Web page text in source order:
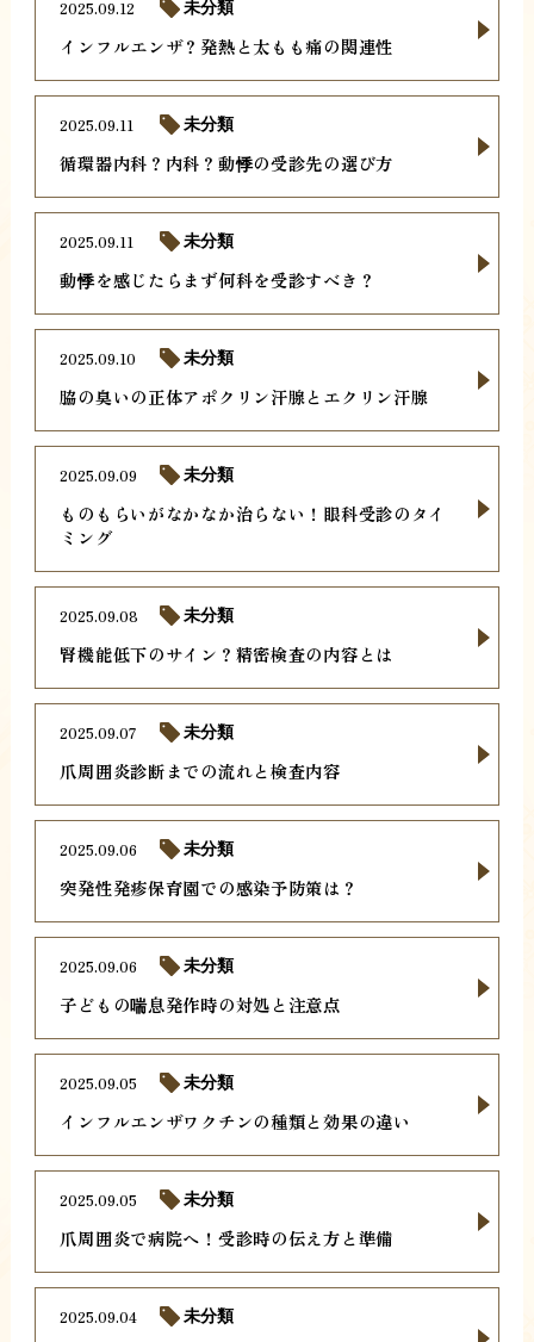
インフルエンザ？発熱と太もも痛の関連性
2025.09.12 未分類
循環器内科？内科？動悸の受診先の選び方
2025.09.11 未分類
動悸を感じたらまず何科を受診すべき？
2025.09.11 未分類
脇の臭いの正体アポクリン汗腺とエクリン汗腺
2025.09.10 未分類
ものもらいがなかなか治らない！眼科受診のタイ
ミング
2025.09.09 未分類
腎機能低下のサイン？精密検査の内容とは
2025.09.08 未分類
爪周囲炎診断までの流れと検査内容
2025.09.07 未分類
突発性発疹保育園での感染予防策は？
2025.09.06 未分類
子どもの喘息発作時の対処と注意点
2025.09.06 未分類
インフルエンザワクチンの種類と効果の違い
2025.09.05 未分類
爪周囲炎で病院へ！受診時の伝え方と準備
2025.09.05 未分類
2025.09.04 未分類